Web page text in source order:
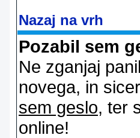
Nazaj na vrh
Pozabil sem
Ne zganjaj
novega, in
sem geslo, ter
online!